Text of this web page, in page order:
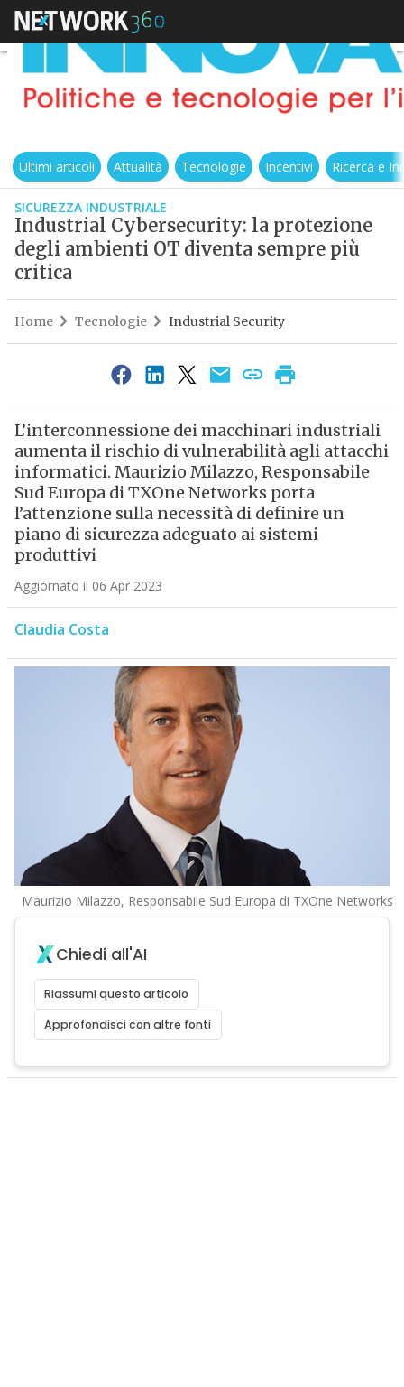
Ultimi articoli Attualità Tecnologie Incentivi Ricerca e
SICUREZZA INDUSTRIALE
Industrial Cybersecurity: la protezione
degli ambienti OT diventa sempre più
critica
Home Tecnologie Industrial Security
L’interconnessione dei macchinari industriali
aumenta il rischio di vulnerabilità agli attacchi
informatici. Maurizio Milazzo, Responsabile
Sud Europa di TXOne Networks porta
l’attenzione sulla necessità di definire un
piano di sicurezza adeguato ai sistemi
produttivi
Aggiornato il 06 Apr 2023
Claudia Costa
Maurizio Milazzo, Responsabile Sud Europa di TXOne Networks
Chiedi all'AI
Riassumi questo articolo
Approfondisci con altre fonti